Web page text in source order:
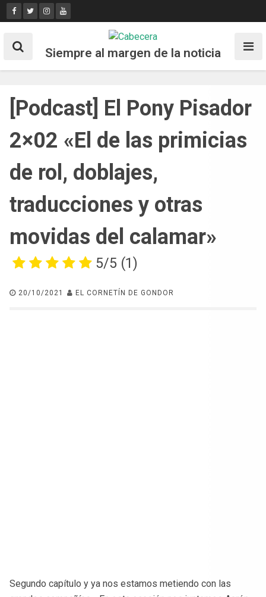
Skip
to
Siempre al margen de la noticia
[Podcast] El Pony Pisador
2×02 «El de las primicias
de rol, doblajes,
traducciones y otras
movidas del calamar»
5/5 (1)
20/10/2021 EL CORNETÍN DE GONDOR
Segundo capítulo y ya nos estamos metiendo con las